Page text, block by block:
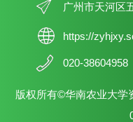
广州市天河区
https://
020-38604958
版权所有©华南农业大学